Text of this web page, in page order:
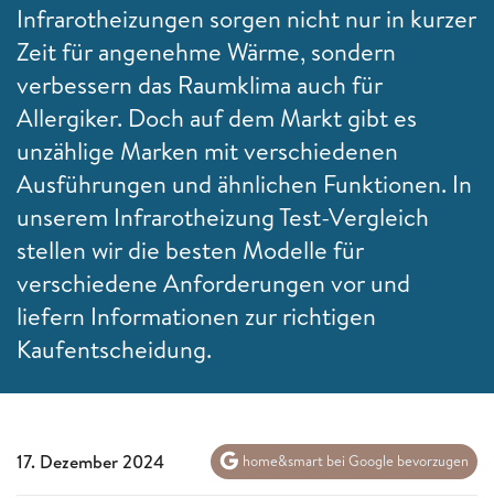
Infrarotheizungen sorgen nicht nur in kurzer
Zeit für angenehme Wärme, sondern
verbessern das Raumklima auch für
Allergiker. Doch auf dem Markt gibt es
unzählige Marken mit verschiedenen
Ausführungen und ähnlichen Funktionen. In
unserem Infrarotheizung Test-Vergleich
stellen wir die besten Modelle für
verschiedene Anforderungen vor und
liefern Informationen zur richtigen
Kaufentscheidung.
17. Dezember 2024 home&smart bei Google bevorzugen